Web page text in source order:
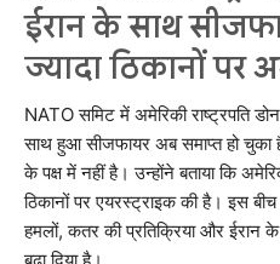
राजनीति
क्राइम
भारत
बॉलीवुड
ईरान के साथ
ज्यादा ठिकानों पर
NATO समिट में अमेरिकी राष्ट्रपति
साथ हुआ सीजफायर अब समाप्त हो
के पक्ष में नहीं है। उन्होंने बताया कि
ठिकानों पर एयरस्ट्राइक की है। इस
हमलों, कतर की प्रतिक्रिया और